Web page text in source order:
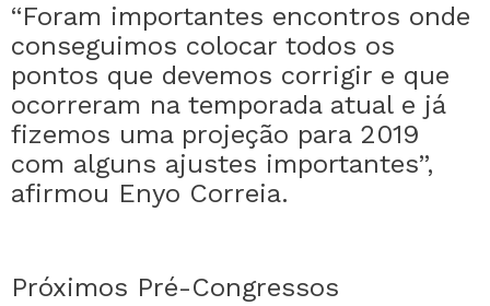
“Foram importantes encontros onde
conseguimos colocar todos os
pontos que devemos corrigir e que
ocorreram na temporada atual e já
fizemos uma projeção para 2019
com alguns ajustes importantes”,
afirmou Enyo Correia.
Próximos Pré-Congressos